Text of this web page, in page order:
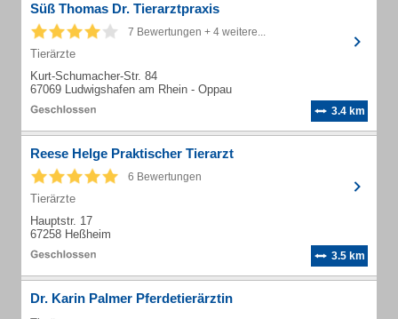
Süß Thomas Dr. Tierarztpraxis
7 Bewertungen + 4 weitere...
Tierärzte
Kurt-Schumacher-Str. 84
67069 Ludwigshafen am Rhein - Oppau
3.4 km
Reese Helge Praktischer Tierarzt
6 Bewertungen
Tierärzte
Hauptstr. 17
67258 Heßheim
3.5 km
Dr. Karin Palmer Pferdetierärztin